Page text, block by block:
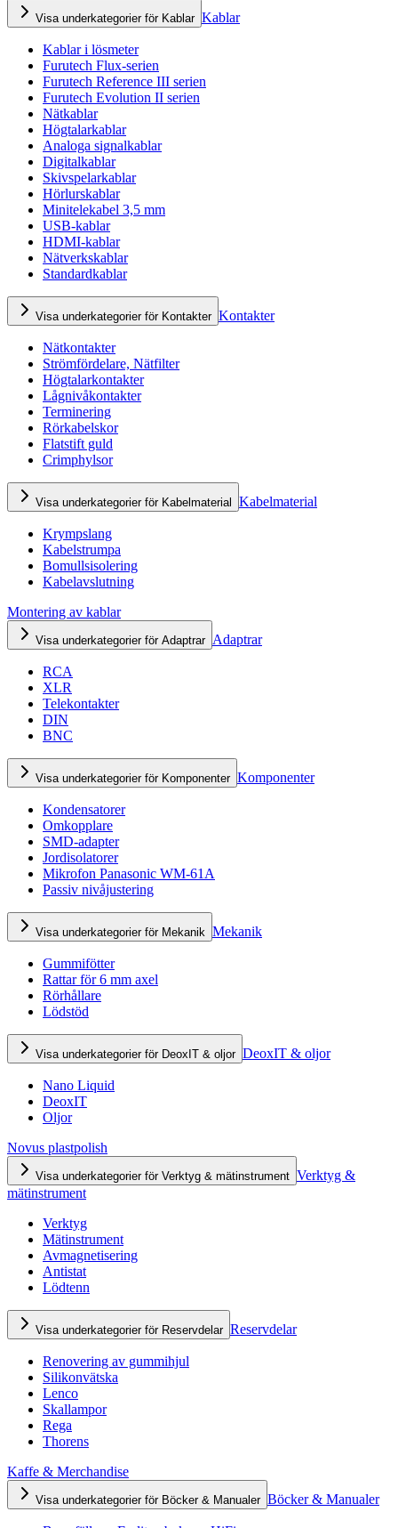
Visa underkategorier för Kablar Kablar
Kablar i lösmeter
Furutech Flux-serien
Furutech Reference III serien
Furutech Evolution II serien
Nätkablar
Högtalarkablar
Analoga signalkablar
Digitalkablar
Skivspelarkablar
Hörlurskablar
Minitelekabel 3,5 mm
USB-kablar
HDMI-kablar
Nätverkskablar
Standardkablar
Visa underkategorier för Kontakter Kontakter
Nätkontakter
Strömfördelare, Nätfilter
Högtalarkontakter
Lågnivåkontakter
Terminering
Rörkabelskor
Flatstift guld
Crimphylsor
Visa underkategorier för Kabelmaterial Kabelmaterial
Krympslang
Kabelstrumpa
Bomullsisolering
Kabelavslutning
Montering av kablar
Visa underkategorier för Adaptrar Adaptrar
RCA
XLR
Telekontakter
DIN
BNC
Visa underkategorier för Komponenter Komponenter
Kondensatorer
Omkopplare
SMD-adapter
Jordisolatorer
Mikrofon Panasonic WM-61A
Passiv nivåjustering
Visa underkategorier för Mekanik Mekanik
Gummifötter
Rattar för 6 mm axel
Rörhållare
Lödstöd
Visa underkategorier för DeoxIT & oljor DeoxIT & oljor
Nano Liquid
DeoxIT
Oljor
Novus plastpolish
Visa underkategorier för Verktyg & mätinstrument Verktyg &
mätinstrument
Verktyg
Mätinstrument
Avmagnetisering
Antistat
Lödtenn
Visa underkategorier för Reservdelar Reservdelar
Renovering av gummihjul
Silikonvätska
Lenco
Skallampor
Rega
Thorens
Kaffe & Merchandise
Visa underkategorier för Böcker & Manualer Böcker & Manualer